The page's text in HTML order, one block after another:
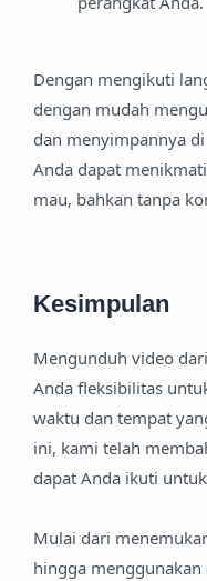
Dengan mengikuti
dengan mudah
dan menyimpannya
Anda dapat
mau, bahkan tanpa
Kesimpulan
Mengunduh video
Anda fleksibilitas
waktu dan tempat
ini, kami telah
dapat Anda ikuti
Mulai dari
hingga